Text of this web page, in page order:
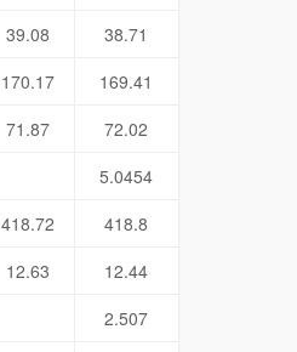
39.08
38.71
170.17
169.41
71.87
72.02
5.0454
418.72
418.8
12.63
12.44
2.507